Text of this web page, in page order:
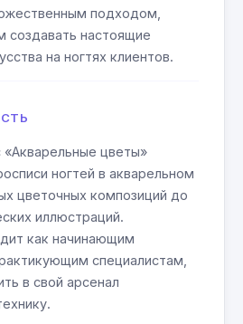
подходом,
создавать настоящие
на ногтях клиентов.
«Акварельные цветы»
ногтей в акварельном
цветочных композиций до
иллюстраций.
как начинающим
специалистам,
в свой арсенал